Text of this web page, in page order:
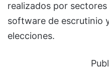
realizados por
software de escrutinio
elecciones.